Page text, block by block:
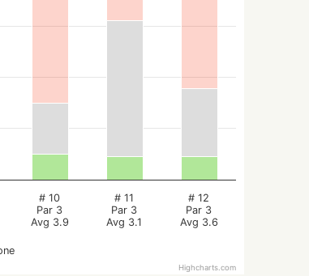
# 10
Par 3
Avg 3.9
# 11
Par 3
Avg 3.1
# 12
Par 3
Avg 3.6
Highcharts.com